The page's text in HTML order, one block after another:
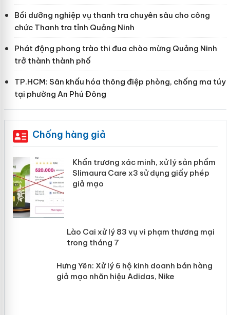
Bồi dưỡng nghiệp vụ thanh tra chuyên sâu cho công
chức Thanh tra tỉnh Quảng Ninh
Phát động phong trào thi đua chào mừng Quảng Ninh
trở thành thành phố
TP.HCM: Sân khấu hóa thông điệp phòng, chống ma túy
tại phường An Phú Đông
Chống hàng giả
Khẩn trương xác minh, xử lý sản phẩm
Slimaura Care x3 sử dụng giấy phép
giả mạo
Lào Cai xử lý 83 vụ vi phạm thương
mại trong tháng 7